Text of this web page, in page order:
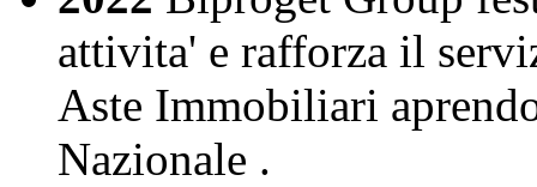
attivita' e rafforza il
Aste Immobiliari
Nazionale .